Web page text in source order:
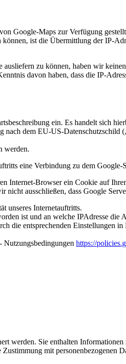
Google-Maps zur Verfügung
ist die Übermittlung der IP-
zu können, haben wir
davon haben, dass die IP-
ein. Es handelt sich
dem EU-US-Datenschutzschild
werden.
eine Verbindung zu dem Google-
Internet-Browser ein Cookie auf
nicht ausschließen, dass Google
unseres Internetauftritts.
ist und an welche IPAdresse die
die entsprechenden Einstellungen
Nutzungsbedingungen https://
werden. Sie enthalten
mit personenbezogenen